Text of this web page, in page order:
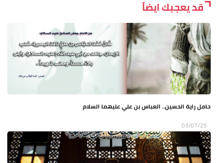
قد يعجبك ايضاً
حامل راية الحسين.. العباس بن علي عليهما السلام
03/07/25